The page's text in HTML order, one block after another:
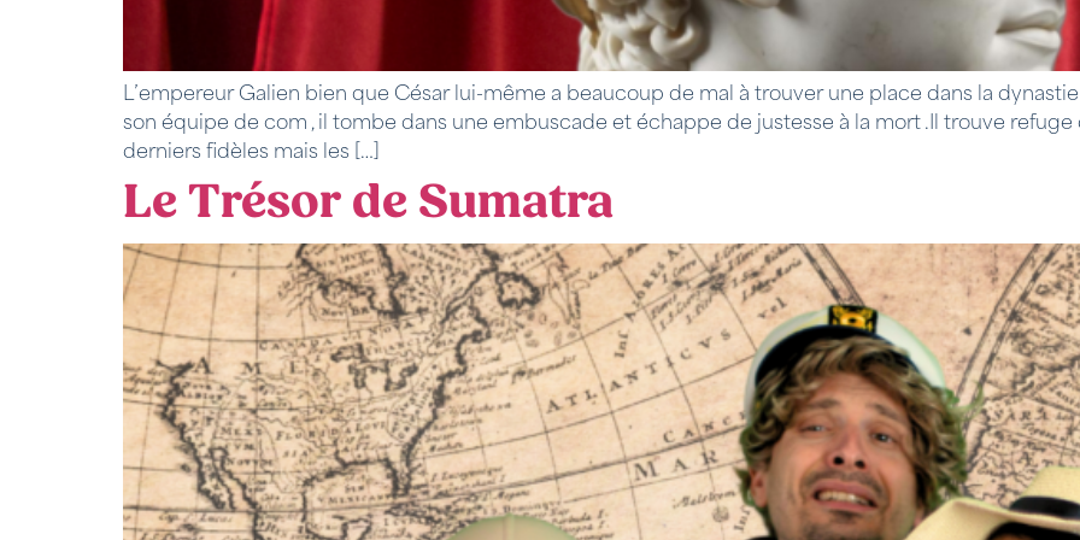
L’empereur Galien bien que César lui-même a beaucoup de mal à trouver une place dans la
son équipe de com , il tombe dans une embuscade et échappe de justesse à la mort .Il trouve
derniers fidèles mais les […]
Le Trésor de Sumatra